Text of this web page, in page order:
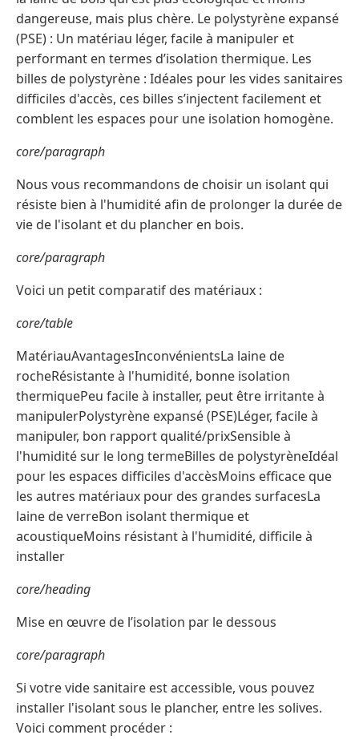
dangereuse, mais plus chère. Le polystyrène expansé
(PSE) : Un matériau léger, facile à manipuler et
performant en termes d’isolation thermique. Les
billes de polystyrène : Idéales pour les vides sanitaires
difficiles d'accès, ces billes s’injectent facilement et
comblent les espaces pour une isolation homogène.
core/paragraph
Nous vous recommandons de choisir un isolant qui
résiste bien à l'humidité afin de prolonger la durée de
vie de l'isolant et du plancher en bois.
core/paragraph
Voici un petit comparatif des matériaux :
core/table
MatériauAvantagesInconvénientsLa laine de
rocheRésistante à l'humidité, bonne isolation
thermiquePeu facile à installer, peut être irritante à
manipulerPolystyrène expansé (PSE)Léger, facile à
manipuler, bon rapport qualité/prixSensible à
l'humidité sur le long termeBilles de polystyrèneIdéal
pour les espaces difficiles d'accèsMoins efficace que
les autres matériaux pour des grandes surfacesLa
laine de verreBon isolant thermique et
acoustiqueMoins résistant à l'humidité, difficile à
installer
core/heading
Mise en œuvre de l’isolation par le dessous
core/paragraph
Si votre vide sanitaire est accessible, vous pouvez
installer l'isolant sous le plancher, entre les solives.
Voici comment procéder :